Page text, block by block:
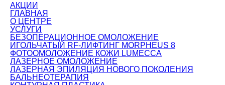
АКЦИИ
ГЛАВНАЯ
О ЦЕНТРЕ
УСЛУГИ
БЕЗОПЕРАЦИОННОЕ ОМОЛОЖЕНИЕ
ИГОЛЬЧАТЫЙ RF-ЛИФТИНГ MORPHEUS 8
ФОТООМОЛОЖЕНИЕ КОЖИ LUMECCA
ЛАЗЕРНОЕ ОМОЛОЖЕНИЕ
ЛАЗЕРНАЯ ЭПИЛЯЦИЯ НОВОГО ПОКОЛЕНИЯ
БАЛЬНЕОТЕРАПИЯ